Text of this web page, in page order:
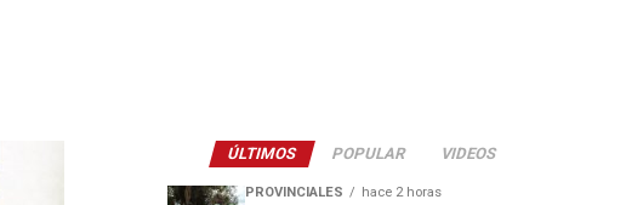
ÚLTIMOS POPULAR VIDEOS
PROVINCIALES hace 2 horas